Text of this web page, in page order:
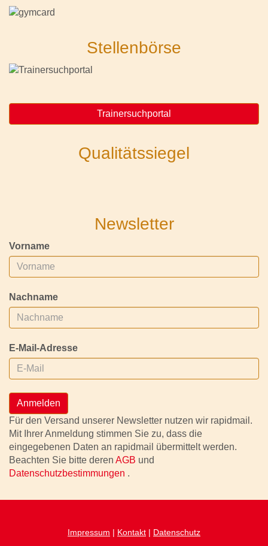
Stellenbörse
Trainersuchportal
Qualitätssiegel
Newsletter
Vorname
Nachname
E-Mail-Adresse
Anmelden
Für den Versand unserer Newsletter nutzen wir rapidmail.
Mit Ihrer Anmeldung stimmen Sie zu, dass die
eingegebenen Daten an rapidmail übermittelt werden.
Beachten Sie bitte deren AGB und
Datenschutzbestimmungen .
Impressum | Kontakt | Datenschutz